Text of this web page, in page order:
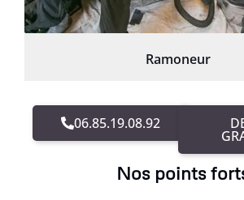
Ramoneur
06.85.19.08.92
Nos points